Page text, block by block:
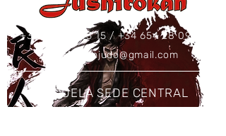
+34 637 86 43 15/+34 654 28 09 73
jushirokanjudo@gmail.com
ESCUELA SEDE CENTRAL